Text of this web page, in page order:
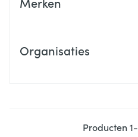
Organisaties
Producten1-